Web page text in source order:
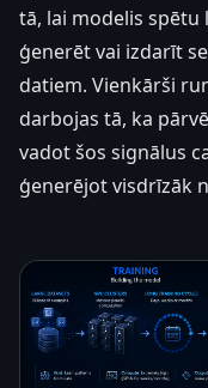
tā, lai modelis
ģenerēt vai izdarīt
datiem. Vienkārši
darbojas tā, ka
vadot šos signālus
ģenerējot visdrīzāk